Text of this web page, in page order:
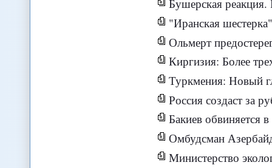
Бушерская реакция.
"Иранская
Ольмерт
Киргизия: Более
Туркмения: Новый
Россия создаст за
Бакиев обвиняется
Омбудсман
Министерство экологии